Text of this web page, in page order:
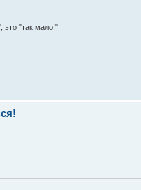
это "так мало!"